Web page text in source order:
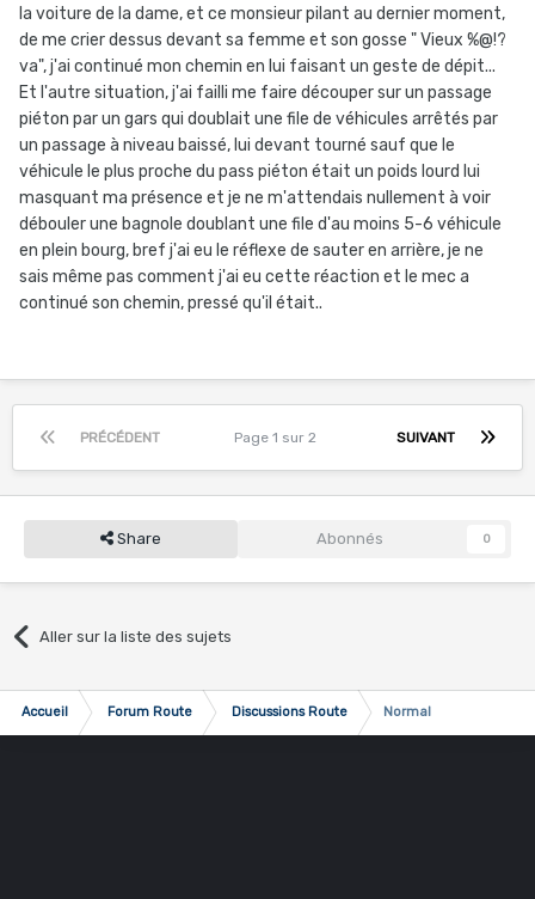
la voiture de la dame, et ce monsieur pilant au dernier moment,
de me crier dessus devant sa femme et son gosse " Vieux %@!?
va", j'ai continué mon chemin en lui faisant un geste de dépit...
Et l'autre situation, j'ai failli me faire découper sur un passage
piéton par un gars qui doublait une file de véhicules arrêtés par
un passage à niveau baissé, lui devant tourné sauf que le
véhicule le plus proche du pass piéton était un poids lourd lui
masquant ma présence et je ne m'attendais nullement à voir
débouler une bagnole doublant une file d'au moins 5-6 véhicule
en plein bourg, bref j'ai eu le réflexe de sauter en arrière, je ne
sais même pas comment j'ai eu cette réaction et le mec a
continué son chemin, pressé qu'il était..
PRÉCÉDENT SUIVANT
Page 1 sur 2
Share Abonnés 0
Aller sur la liste des sujets
Accueil Forum Route Discussions Route Normal